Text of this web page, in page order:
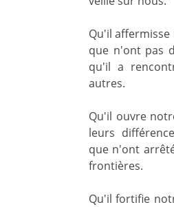
Qu'il
que n'ont pas
qu'il a
autres.
Qu'il ouvre
leurs
que n'ont
frontières.
Qu'il fortifie